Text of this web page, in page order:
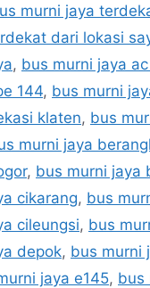
murni jaya
dari lokasi
, bus murni jaya
144, bus murni
klaten, bus
murni jaya
, bus murni jaya
cikarang, bus
cileungsi, bus
depok, bus murni
jaya e145, bus